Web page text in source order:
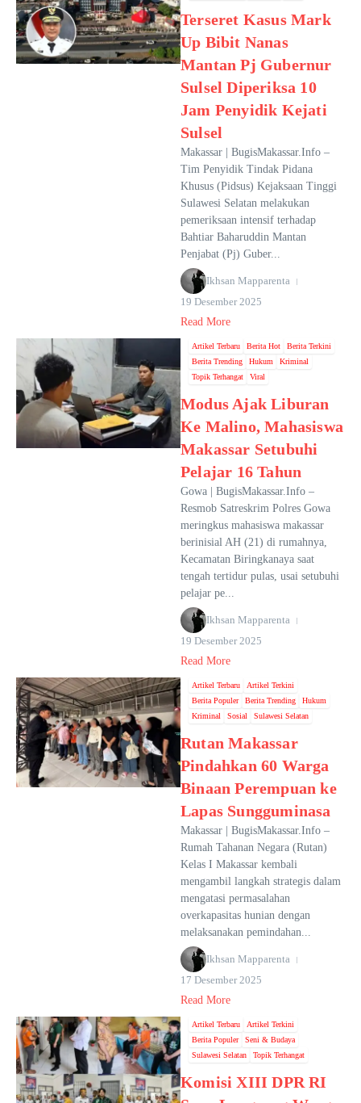
Terseret Kasus Mark
Up Bibit Nanas
Mantan Pj Gubernur
Sulsel Diperiksa 10
Jam Penyidik Kejati
Sulsel
Makassar | BugisMakassar.Info –
Tim Penyidik Tindak Pidana
Khusus (Pidsus) Kejaksaan Tinggi
Sulawesi Selatan melakukan
pemeriksaan intensif terhadap
Bahtiar Baharuddin Mantan
Penjabat (Pj) Guber...
Ikhsan Mapparenta
19 Desember 2025
Read More
Artikel Terbaru Berita Hot
Berita Terkini
Berita Trending
Hukum
Kriminal
Topik Terhangat
Viral
Modus Ajak Liburan
Ke Malino, Mahasiswa
Makassar Setubuhi
Pelajar 16 Tahun
Gowa | BugisMakassar.Info –
Resmob Satreskrim Polres Gowa
meringkus mahasiswa makassar
berinisial AH (21) di rumahnya,
Kecamatan Biringkanaya saat
tengah tertidur pulas, usai setubuhi
pelajar pe...
Ikhsan Mapparenta
19 Desember 2025
Read More
Artikel Terbaru
Artikel Terkini
Berita Populer
Berita Trending
Hukum
Kriminal
Sosial Sulawesi Selatan
Rutan Makassar
Pindahkan 60 Warga
Binaan Perempuan ke
Lapas Sungguminasa
Makassar | BugisMakassar.Info –
Rumah Tahanan Negara (Rutan)
Kelas I Makassar kembali
mengambil langkah strategis dalam
mengatasi permasalahan
overkapasitas hunian dengan
melaksanakan pemindahan...
Ikhsan Mapparenta
17 Desember 2025
Read More
Artikel Terbaru
Artikel Terkini
Berita Populer
Seni & Budaya
Sulawesi Selatan
Topik Terhangat
Komisi XIII DPR RI